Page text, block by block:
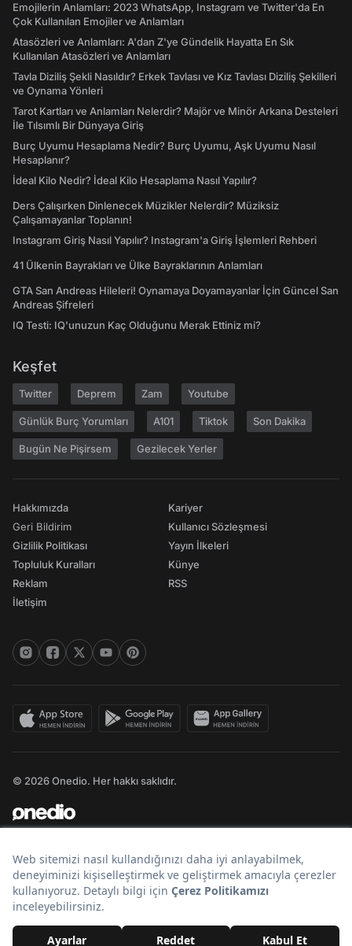
Emojilerin Anlamları: 2023 WhatsApp, Instagram ve Twitter'da En
Çok Kullanılan Emojiler ve Anlamları
Atasözleri ve Anlamları: A'dan Z'ye Gündelik Hayatta En Sık
Kullanılan Atasözleri ve Anlamları
Tavla Diziliş Şekli Nasıldır? Erkek Tavlası ve Kız Tavlası Diziliş Şekilleri
ve Oynama Yönleri
Tarot Kartları ve Anlamları Nelerdir? Majör ve Minör Arkana Desteleri
İle Tılsımlı Bir Dünyaya Giriş
Burç Uyumu Hesaplama Nedir? Burç Uyumu, Aşk Uyumu Nasıl
Hesaplanır?
İdeal Kilo Nedir? İdeal Kilo Hesaplama Nasıl Yapılır?
Ders Çalışırken Dinlenecek Müzikler Nelerdir? Müziksiz
Çalışamayanlar Toplanın!
Instagram Giriş Nasıl Yapılır? Instagram'a Giriş İşlemleri Rehberi
41 Ülkenin Bayrakları ve Ülke Bayraklarının Anlamları
GTA San Andreas Hileleri! Oynamaya Doyamayanlar İçin Güncel San
Andreas Şifreleri
IQ Testi: IQ'unuzun Kaç Olduğunu Merak Ettiniz mi?
Keşfet
Twitter Deprem Zam Youtube
Günlük Burç Yorumları A101 Tiktok Son Dakika
Bugün Ne Pişirsem Gezilecek Yerler
Hakkımızda
Geri Bildirim
Gizlilik Politikası
Topluluk Kuralları
Reklam
İletişim
Kariyer
Kullanıcı Sözleşmesi
Yayın İlkeleri
Künye
RSS
© 2026 Onedio. Her hakkı saklıdır.
Bir markasıdır.